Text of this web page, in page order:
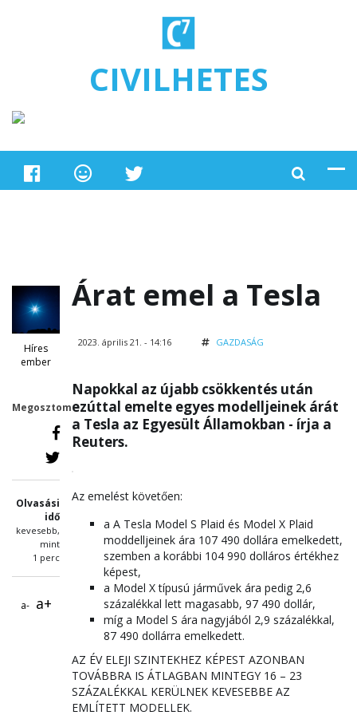
CIVILHETES
Híres
ember
Megosztom
Olvasási
idő
kevesebb,
mint
1 perc
a- a+
Árat emel a Tesla
2023. április 21. - 14:16 GAZDASÁG
Napokkal az újabb csökkentés után
ezúttal emelte egyes modelljeinek árát
a Tesla az Egyesült Államokban - írja a
Reuters.
Az emelést követően:
a A Tesla Model S Plaid és Model X Plaid
moddelljeinek ára 107 490 dollára emelkedett,
szemben a korábbi 104 990 dolláros értékhez
képest,
a Model X típusú járművek ára pedig 2,6
százalékkal lett magasabb, 97 490 dollár,
míg a Model S ára nagyjából 2,9 százalékkal,
87 490 dollárra emelkedett.
AZ ÉV ELEJI SZINTEKHEZ KÉPEST AZONBAN
TOVÁBBRA IS ÁTLAGBAN MINTEGY 16 – 23
SZÁZALÉKKAL KERÜLNEK KEVESEBBE AZ
EMLÍTETT MODELLEK.